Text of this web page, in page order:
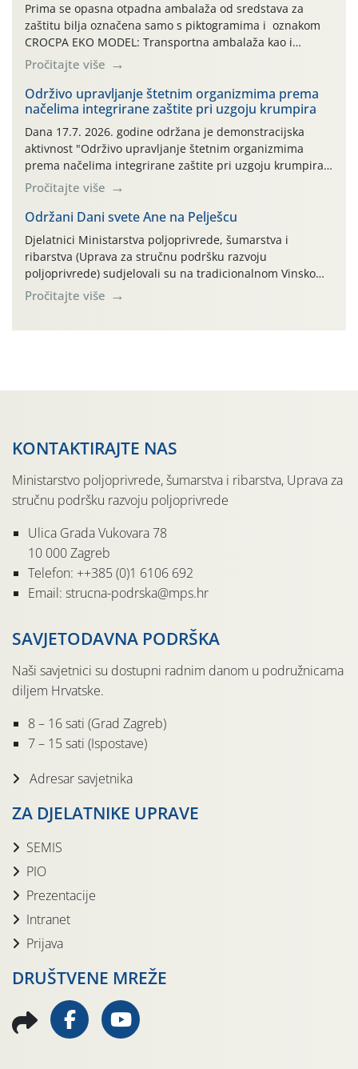
Prima se opasna otpadna ambalaža od sredstava za
zaštitu bilja označena samo s piktogramima i oznakom
CROCPA EKO MODEL: Transportna ambalaža kao i
ambalaža drugih proizvoda koji nisu sredstva za zaštitu
bilja (npr. ambalaža od mineralnih gnojiva,) se ne
prihvaća. Korisnicima je osiguran besplatni povrat
prazne ambalaže isključivo ovih tvrtki: AGROCHEM-MAKS,
AGRONOM, ALBAUGH TKI* (PINUS […]
Pročitajte više
Održivo upravljanje štetnim organizmima prema
načelima integrirane zaštite pri uzgoju krumpira
Dana 17.7. 2026. godine održana je demonstracijska
aktivnost "Održivo upravljanje štetnim organizmima
prema načelima integrirane zaštite pri uzgoju krumpira"
na pokusnom polju "Poredje", kraj naselja Belica (ARKOD
parcela ID 2445031) (središnji dio Međimurske županije).
Pročitajte više
Održani Dani svete Ane na Pelješcu
Djelatnici Ministarstva poljoprivrede, šumarstva i
ribarstva (Uprava za stručnu podršku razvoju
poljoprivrede) sudjelovali su na tradicionalnom Vinskom
forumu, održanom 24.07.2026. godine u Domu vinarske
tradicije u Putnikovićima na poluotoku Pelješcu, u
Pročitajte više
KONTAKTIRAJTE NAS
Ministarstvo poljoprivrede, šumarstva i ribarstva, Uprava za
stručnu podršku razvoju poljoprivrede
Ulica Grada Vukovara 78
10 000 Zagreb
Telefon: ++385 (0)1 6106 692
Email: strucna-podrska@mps.hr
SAVJETODAVNA PODRŠKA
Naši savjetnici su dostupni radnim danom u podružnicama
diljem Hrvatske.
8 – 16 sati (Grad Zagreb)
7 – 15 sati (Ispostave)
Adresar savjetnika
ZA DJELATNIKE UPRAVE
SEMIS
PIO
Prezentacije
Intranet
Prijava
DRUŠTVENE MREŽE